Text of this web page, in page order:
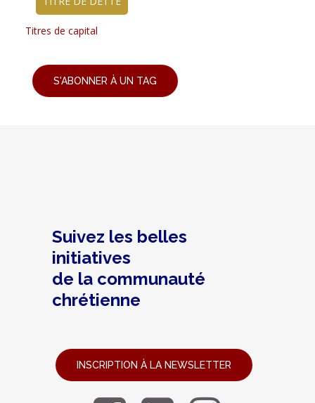
Titres de capital
S'ABONNER À UN TAG
Suivez les belles
initiatives
de la communauté
chrétienne
INSCRIPTION À LA NEWSLETTER